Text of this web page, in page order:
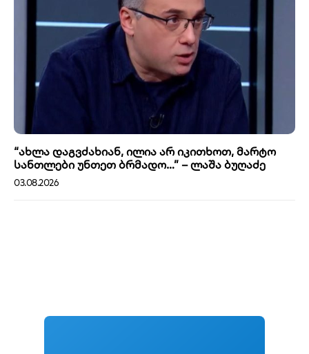
“ახლა დაგვძახიან, ილია არ იკითხოთ, მარტო
სანთლები უნთეთ ბრმადო…” – ლაშა ბუღაძე
03.08.2026